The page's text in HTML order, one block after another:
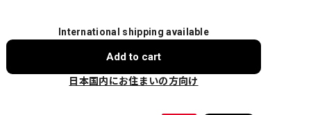
International shipping available
Add to cart
日本国内にお住まいの方向け